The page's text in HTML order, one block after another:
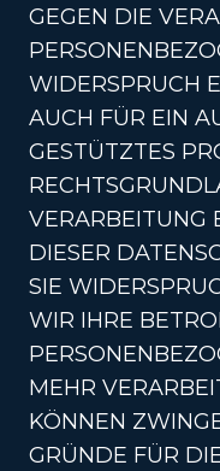
GEGEN DIE
WIDERSPRUCH
AUCH FÜR EIN
GESTÜTZTES
VERARBEITUNG
DIESER
SIE
WIR IHRE
MEHR
KÖNNEN
GRÜNDE FÜR